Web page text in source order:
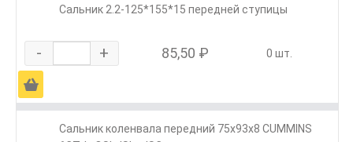
Сальник 2.2-125*155*15 передней ступицы
- + 85,50 ₽ 0 шт.
Ä
Сальник коленвала передний 75х93х8 CUMMINS